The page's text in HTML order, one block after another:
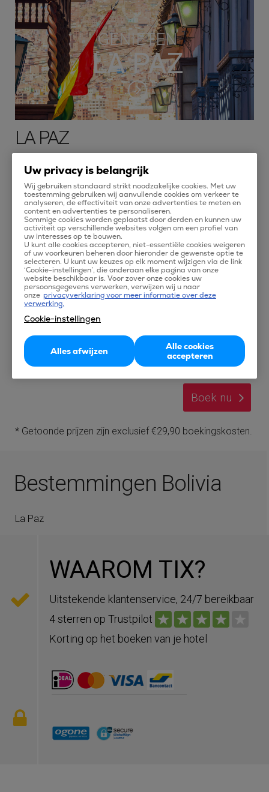
GENIETEN
LA PAZ
LA PAZ
Boek nu
hoofdstad van de wereld. Deze stad in het westen Bolivia
heet eigenlijk Nuestra Senora de la Paz (Onze vrouw van de
Vrede), ter ere van het einde van de burgeroorlogen in Peru.
Deze prachtige oude stad, gesticht in 1548, is nu een
bruisende en nog altijd groeiende stad met meer dan één
miljoen inwoners.
De Tiahuanaco ruines, gebouwd ongeveer 1000 jaar geleden,
liggen op slechts een uurtje rijden van La Paz. Deze prachtige
historische Inca stad kenmerkt zich door de Verzonken
Tempel, het Kalasasaya plein (van maar liefst 130 bij 135
meter) en is iets dat je niet wilt missen! Kom het met eigen
ogen bekijken, vliegen naar La Paz doe je voordelig via Tix!
* Getoonde prijzen zijn exclusief €29,90 boekingskosten.
Bestemmingen Bolivia
La Paz
WAAROM TIX?
Uitstekende klantenservice, 24/7 bereikbaar
4 sterren op Trustpilot
Korting op het boeken van je hotel
Uw privacy is belangrijk
Wij gebruiken standaard strikt noodzakelijke cookies. Met uw
toestemming gebruiken wij aanvullende cookies om verkeer te
analyseren, de effectiviteit van onze advertenties te meten en
content en advertenties te personaliseren.
Sommige cookies worden geplaatst door derden en kunnen uw
activiteit op verschillende websites volgen om een profiel van
uw interesses op te bouwen.
U kunt alle cookies accepteren, niet-essentiële cookies weigeren
of uw voorkeuren beheren door hieronder de gewenste optie te
selecteren. U kunt uw keuzes op elk moment wijzigen via de link
‘Cookie-instellingen’, die onderaan elke pagina van onze
website beschikbaar is. Voor zover onze cookies uw
persoonsgegevens verwerken, verwijzen wij u naar
onze privacyverklaring voor meer informatie over deze
verwerking.
Cookie-instellingen
Alles afwijzen
Alle cookies
accepteren